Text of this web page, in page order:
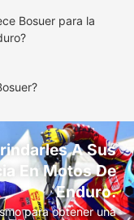
Bosuer para la
A Sus
En Motos De
Enduro.
para obtener una